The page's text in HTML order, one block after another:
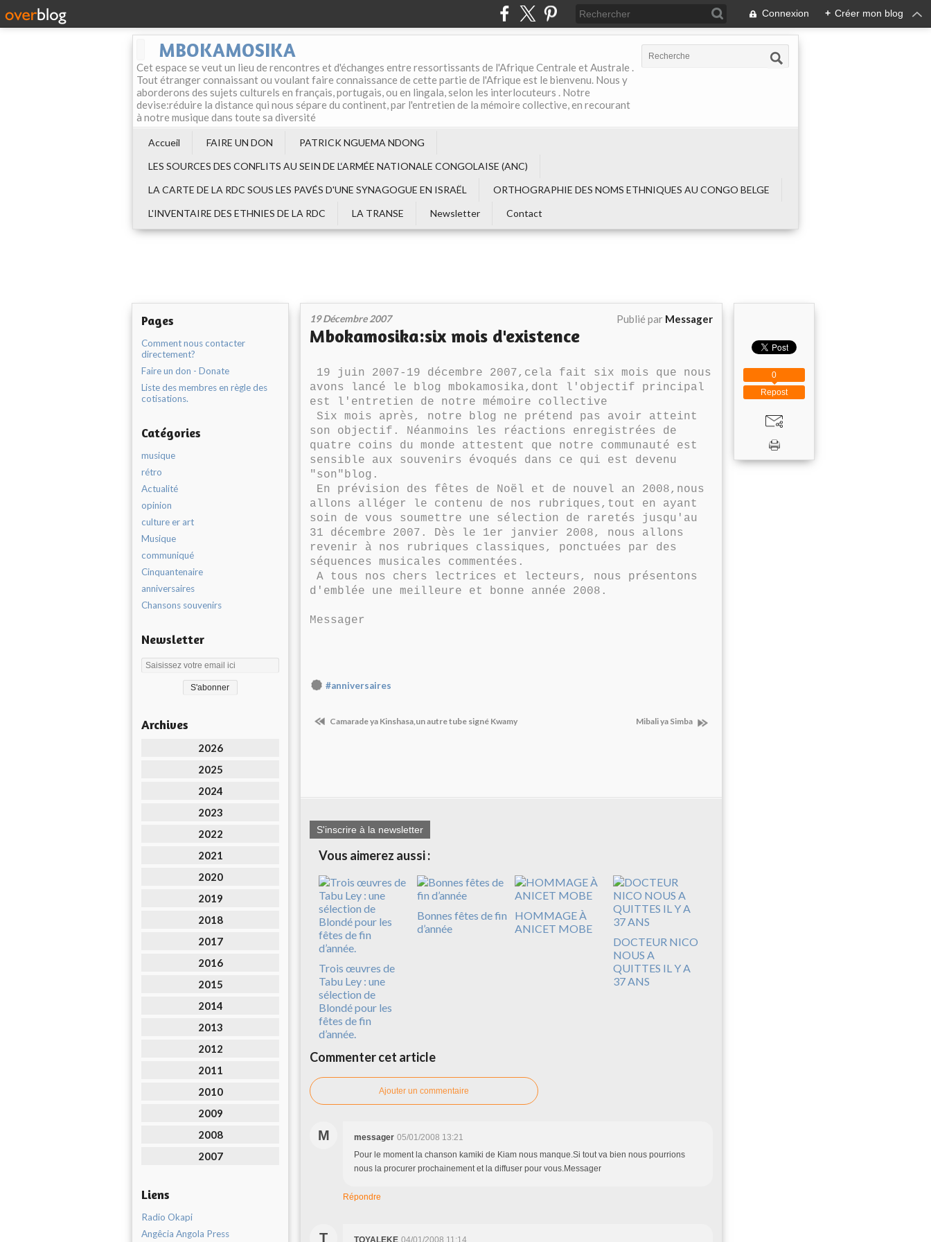
Connexion + Créer mon blog
MBOKAMOSIKA
Cet espace se veut un lieu de rencontres et d'échanges entre ressortissants de l'Afrique Centrale et Australe .
Tout étranger connaissant ou voulant faire connaissance de cette partie de l'Afrique est le bienvenu. Nous y
aborderons des sujets culturels en français, portugais, ou en lingala, selon les interlocuteurs . Notre
devise:réduire la distance qui nous sépare du continent, par l'entretien de la mémoire collective, en recourant
à notre musique dans toute sa diversité
Accueil FAIRE UN DON
PATRICK NGUEMA NDONG
LES SOURCES DES CONFLITS AU SEIN DE L‘ARMÉE NATIONALE CONGOLAISE (ANC)
LA CARTE DE LA RDC SOUS LES PAVÉS D'UNE SYNAGOGUE EN ISRAËL
ORTHOGRAPHIE DES NOMS ETHNIQUES AU CONGO BELGE
L'INVENTAIRE DES ETHNIES DE LA RDC
LA TRANSE Newsletter Contact
Pages
Comment nous contacter
directement?
Faire un don - Donate
Liste des membres en règle des
cotisations.
Catégories
musique
rétro
Actualité
opinion
culture er art
Musique
communiqué
Cinquantenaire
anniversaires
Chansons souvenirs
Newsletter
Archives
2026
2025
2024
2023
2022
2021
2020
2019
2018
2017
2016
2015
2014
2013
2012
2011
2010
2009
2008
2007
Liens
Radio Okapi
Angêcia Angola Press
19 Décembre 2007 Publié par Messager
Mbokamosika:six mois d'existence
19 juin 2007-19 décembre 2007,cela fait six mois que nous
avons lancé le blog mbokamosika,dont l'objectif principal
est l'entretien de notre mémoire collective
Six mois après, notre blog ne prétend pas avoir atteint
son objectif. Néanmoins les réactions enregistrées de
quatre coins du monde attestent que notre communauté est
sensible aux souvenirs évoqués dans ce qui est devenu
"son"blog.
En prévision des fêtes de Noël et de nouvel an 2008,nous
allons alléger le contenu de nos rubriques,tout en ayant
soin de vous soumettre une sélection de raretés jusqu'au
31 décembre 2007. Dès le 1er janvier 2008, nous allons
revenir à nos rubriques classiques, ponctuées par des
séquences musicales commentées.
A tous nos chers lectrices et lecteurs, nous présentons
d'emblée une meilleure et bonne année 2008.
Messager
#anniversaires
Camarade ya Kinshasa,un autre tube signé Kwamy Mibali ya Simba
S'inscrire à la newsletter
Vous aimerez aussi :
Trois œuvres de
Tabu Ley : une
sélection de
Blondé pour les
fêtes de fin
d’année.
Bonnes fêtes de fin
d’année
HOMMAGE À
ANICET MOBE
DOCTEUR NICO
NOUS A
QUITTES IL Y A
37 ANS
Commenter cet article
Ajouter un commentaire
M messager 05/01/2008 13:21
Pour le moment la chanson kamiki de Kiam nous manque.Si tout va bien nous pourrions
nous la procurer prochainement et la diffuser pour vous.Messager
Répondre
T TOYALEKE 04/01/2008 11:14
Repost
0